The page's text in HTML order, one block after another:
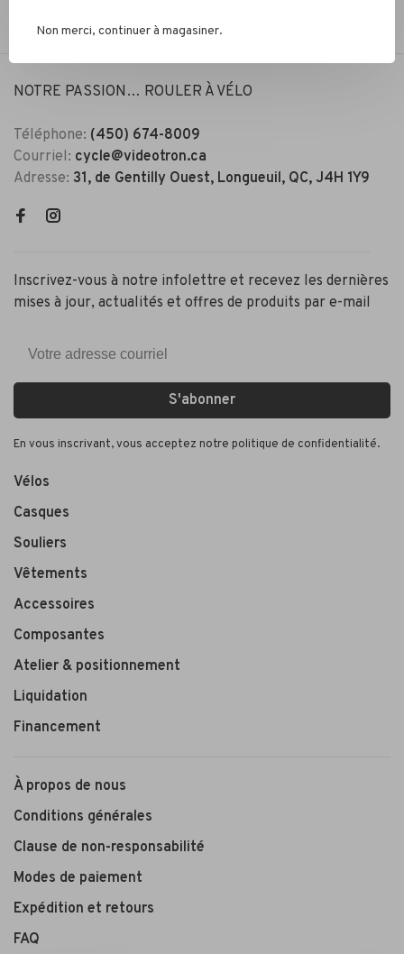
NOTRE PASSION… ROULER À VÉLO
Téléphone: (450) 674-8009
Courriel: cycle@videotron.ca
Adresse: 31, de Gentilly Ouest, Longueuil, QC, J4H 1Y9
Inscrivez-vous à notre infolettre et recevez les dernières
mises à jour, actualités et offres de produits par e-mail
S'abonner
En vous inscrivant, vous acceptez notre politique de confidentialité.
Vélos
Casques
Souliers
Vêtements
Accessoires
Composantes
Atelier & positionnement
Liquidation
Financement
À propos de nous
Conditions générales
Clause de non-responsabilité
Modes de paiement
Expédition et retours
FAQ
Non merci, continuer à magasiner.